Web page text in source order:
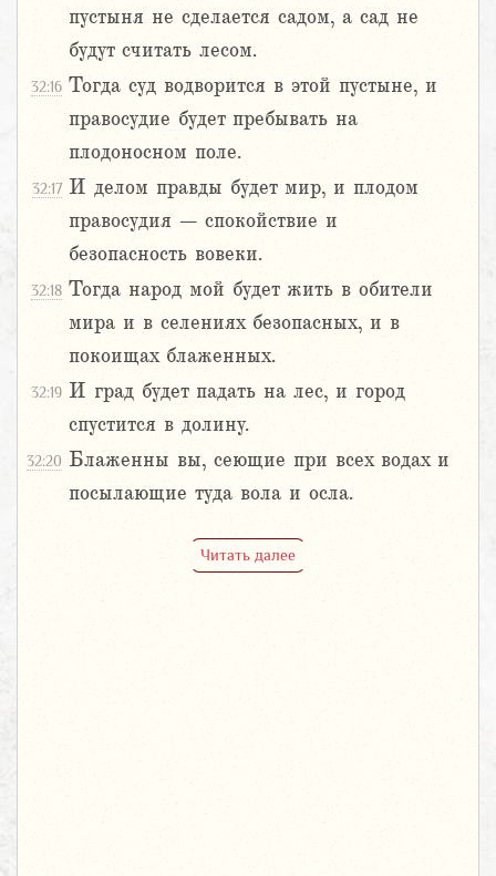
пустыня не сделается садом, а сад не
будут считать лесом.
32:16 Тогда суд водворится в этой пустыне, и
правосудие будет пребывать на
плодоносном поле.
32:17 И делом правды будет мир, и плодом
правосудия – спокойствие и
безопасность вовеки.
32:18 Тогда народ мой будет жить в обители
мира и в селениях безопасных, и в
покоищах блаженных.
32:19 И град будет падать на лес, и город
спустится в долину.
32:20 Блаженны вы, сеющие при всех водах и
посылающие туда вола и осла.
Читать далее